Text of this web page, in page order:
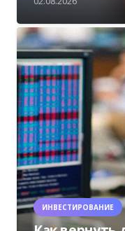
ИНВЕСТИРОВАНИЕ